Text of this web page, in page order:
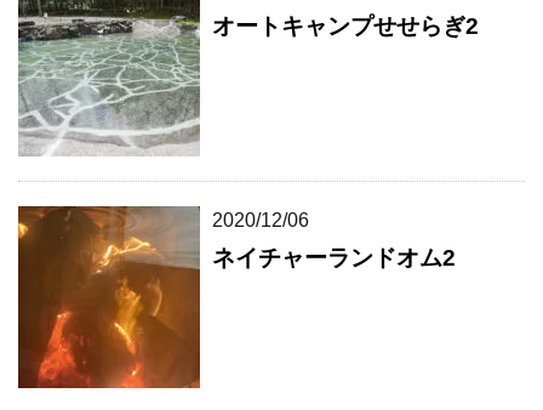
オートキャンプせせらぎ2
2020/12/06
ネイチャーランドオム2